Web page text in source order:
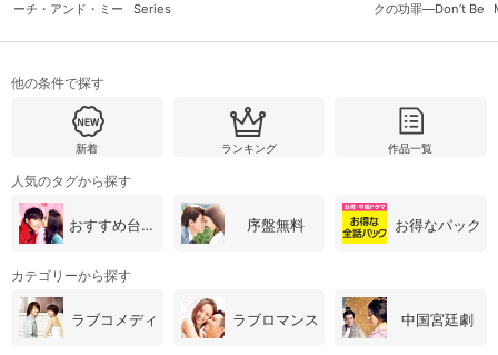
決済方法変更 決済方法の変更が可能です。
ーチ・アンド・ミー
Series
クの功罪―Don’t Be
他の条件で探す
新着 ランキング 作品一覧
人気のタグから探す
おすすめ台湾・中国ドラマ 序盤無料 お得なパック
カテゴリーから探す
ラブコメディ ラブロマンス 中国宮廷劇